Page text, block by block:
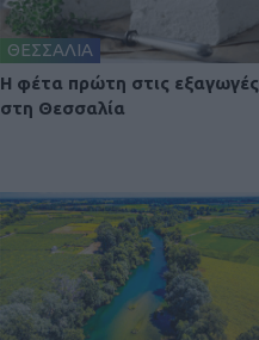
ΘΕΣΣΑΛΙΑ
Η φέτα πρώτη στις εξαγωγές
στη Θεσσαλία